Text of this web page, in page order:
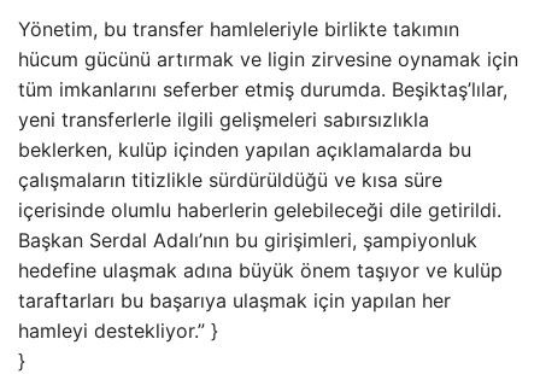
Yönetim, bu transfer hamleleriyle birlikte takımın
hücum gücünü artırmak ve ligin zirvesine oynamak için
tüm imkanlarını seferber etmiş durumda. Beşiktaş’lılar,
yeni transferlerle ilgili gelişmeleri sabırsızlıkla
beklerken, kulüp içinden yapılan açıklamalarda bu
çalışmaların titizlikle sürdürüldüğü ve kısa süre
içerisinde olumlu haberlerin gelebileceği dile getirildi.
Başkan Serdal Adalı’nın bu girişimleri, şampiyonluk
hedefine ulaşmak adına büyük önem taşıyor ve kulüp
taraftarları bu başarıya ulaşmak için yapılan her
hamleyi destekliyor.” }
}